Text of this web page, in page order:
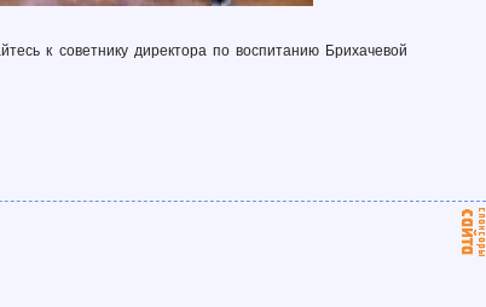
к советнику директора по воспитанию Брихачевой